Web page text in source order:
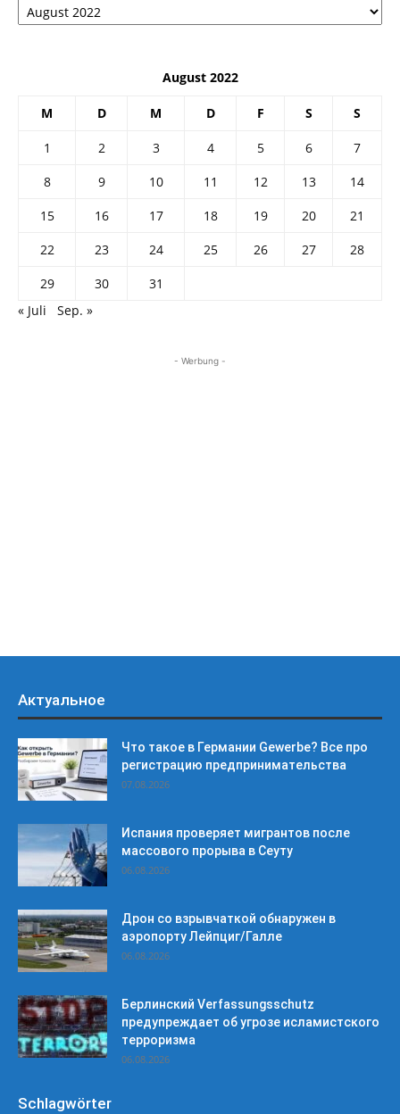
August 2022
M D M D F S S
1 2 3 4 5 6
7
8
9 10 11 12 13
14
15
16 17 18 19 20
21
22
23 24 25 26 27
28
29
30
31
« Juli
Sep. »
- Werbung -
Актуальное
Что такое в Германии Gewerbe? Все про
регистрацию предпринимательства
07.08.2026
Испания проверяет мигрантов после
массового прорыва в Сеуту
06.08.2026
Дрон со взрывчаткой обнаружен в
аэропорту Лейпциг/Галле
06.08.2026
Берлинский Verfassungsschutz
предупреждает об угрозе исламистского
терроризма
06.08.2026
Schlagwörter